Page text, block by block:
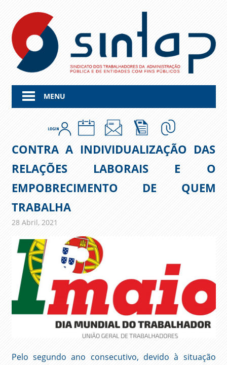
content
MENU
CONTRA A INDIVIDUALIZAÇÃO DAS
RELAÇÕES LABORAIS E O
EMPOBRECIMENTO DE QUEM
TRABALHA
28 Abril, 2021
Pelo segundo ano consecutivo, devido à situação